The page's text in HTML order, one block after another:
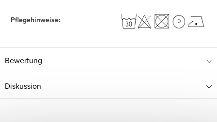
Pflegehinweise:
Bewertung
Diskussion